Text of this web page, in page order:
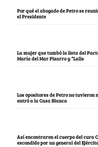
Por qué el abogado de Petro se
el Presidente
La mujer que tumbó la lista del
María del Mar Pizarro y “Lalis
Los opositores de Petro no
entró a la Casa Blanca
Así encontraron el cuerpo del cura
escondido por un general del Ejército